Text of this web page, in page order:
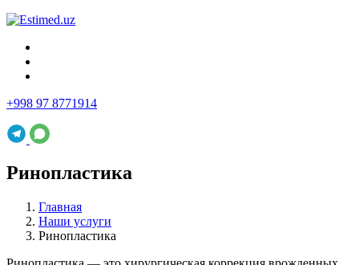
+998 97 8771914
Ринопластика
Главная
Наши услуги
Ринопластика